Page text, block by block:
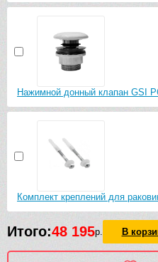
Нажимной донный клапан GSI
Комплект креплений для
Итого:48 195р. В